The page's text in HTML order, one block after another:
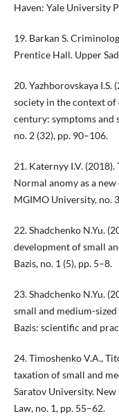
Haven: Yale University
19. Barkan S.
Prentice Hall. Upper
20. Yazhborovskaya
society in the context of
century: symptoms and
no. 2 (32), pp. 90–106.
21. Katernyy I.V.
Normal anomy as a
MGIMO University, no.
22. Shadchenko N.Yu.
development of small
Bazis, no. 1 (5), pp. 5–8.
23. Shadchenko N.Yu.
small and medium-sized
Bazis: scientific and
24. Timoshenko V.A.,
taxation of small and
Saratov University. New
Law, no. 1, pp. 55–62.